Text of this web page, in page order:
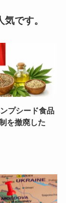
です。
プシード食品
を撤廃した